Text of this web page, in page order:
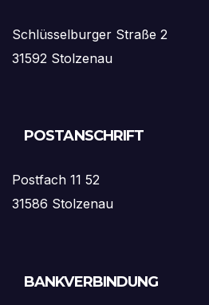
Schlüsselburger Straße 2
31592 Stolzenau
POSTANSCHRIFT
Postfach 11 52
31586 Stolzenau
BANKVERBINDUNG